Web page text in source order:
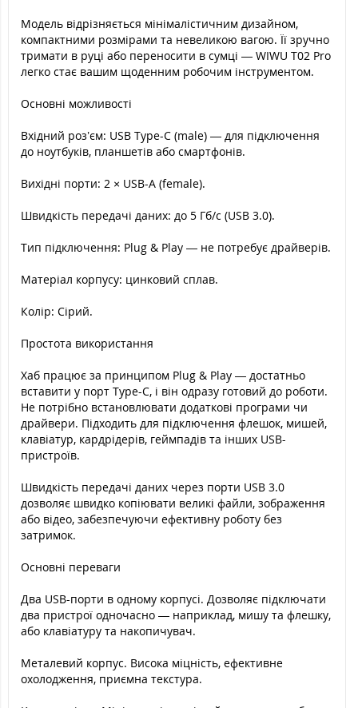
Модель відрізняється мінімалістичним дизайном,
компактними розмірами та невеликою вагою. Її зручно
тримати в руці або переносити в сумці — WIWU T02 Pro
легко стає вашим щоденним робочим інструментом.
Основні можливості
Вхідний роз’єм: USB Type-C (male) — для підключення
до ноутбуків, планшетів або смартфонів.
Вихідні порти: 2 × USB-A (female).
Швидкість передачі даних: до 5 Гб/с (USB 3.0).
Тип підключення: Plug & Play — не потребує драйверів.
Матеріал корпусу: цинковий сплав.
Колір: Сірий.
Простота використання
Хаб працює за принципом Plug & Play — достатньо
вставити у порт Type-C, і він одразу готовий до роботи.
Не потрібно встановлювати додаткові програми чи
драйвери. Підходить для підключення флешок, мишей,
клавіатур, кардрідерів, геймпадів та інших USB-
пристроїв.
Швидкість передачі даних через порти USB 3.0
дозволяє швидко копіювати великі файли, зображення
або відео, забезпечуючи ефективну роботу без
затримок.
Основні переваги
Два USB-порти в одному корпусі. Дозволяє підключати
два пристрої одночасно — наприклад, мишу та флешку,
або клавіатуру та накопичувач.
Металевий корпус. Висока міцність, ефективне
охолодження, приємна текстура.